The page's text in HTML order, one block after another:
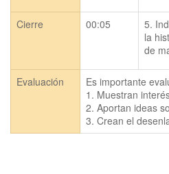
Cierre 00:05
5.
la
de
Evaluación
Es importante
1. Muestran
2. Aportan ideas
3. Crean el